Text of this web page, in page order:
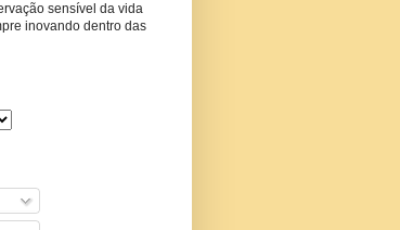
sensível da vida
inovando dentro das